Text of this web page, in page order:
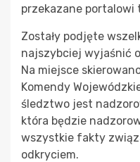
przekazane portalowi
Zostały podjęte
najszybciej wyjaśnić
Na miejsce
Komendy
śledztwo jest
która będzie
wszystkie fakty
odkryciem.